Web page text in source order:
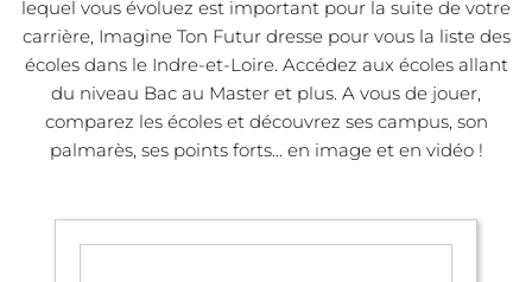
lequel vous évoluez est important pour la suite de votre
carrière, Imagine Ton Futur dresse pour vous la liste des
écoles dans le Indre-et-Loire. Accédez aux écoles allant
du niveau Bac au Master et plus. A vous de jouer,
comparez les écoles et découvrez ses campus, son
palmarès, ses points forts... en image et en vidéo !